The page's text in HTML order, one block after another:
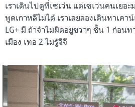
เราเดินไปดูที่เซเว่น แต่เซเว่นคนเยอะ
พูดเกาหลีไม่ได้ เราเลยลองเดินหาเคา
LG+ มี ถ้าจำไม่ผิดอยู่ขวาๆ ชั้น 1 ก่อนท
เมือง เทอ 2 ไม่รู้จีจี